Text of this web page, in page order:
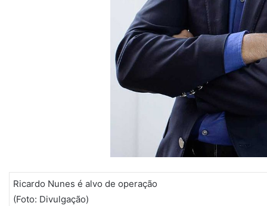
Ricardo Nunes é alvo de operação
(Foto: Divulgação)